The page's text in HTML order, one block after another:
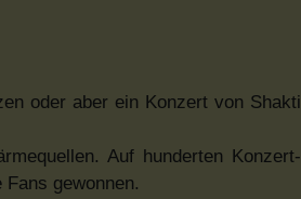
oder aber ein Konzert von Shakti
Auf hunderten Konzert-
gewonnen.